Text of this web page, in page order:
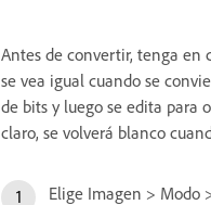
Antes de convertir, tenga en
se vea igual cuando se
de bits y luego se edita para
claro, se volverá blanco
Elige Imagen > Modo